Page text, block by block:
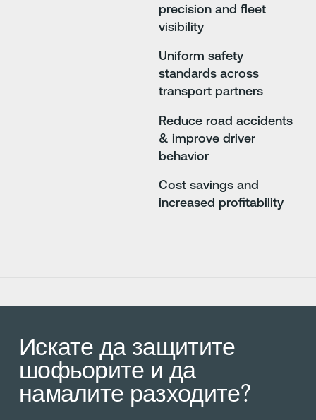
precision and fleet
visibility
Uniform safety
standards across
transport partners
Reduce road accidents
& improve driver
behavior
Cost savings and
increased profitability
Искате да защитите
шофьорите и да
намалите разходите?